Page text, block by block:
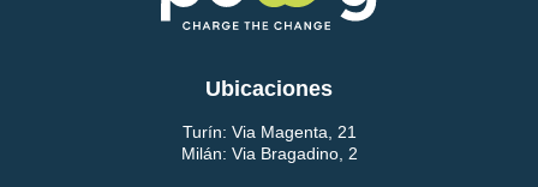
Ubicaciones
Turín: Via Magenta, 21
Milán: Via Bragadino, 2